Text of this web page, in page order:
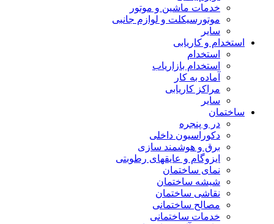
خدمات ماشین و موتور
موتورسیکلت و لوازم جانبی
سایر
استخدام و کاریابی
استخدام
استخدام بازاریاب
آماده به کار
مراکز کاریابی
سایر
ساختمان
در و پنجره
دکوراسیون داخلی
برق و هوشمند سازی
ایزوگام و عایقهای رطوبتی
نمای ساختمان
شیشه ساختمان
نقاشی ساختمان
مصالح ساختمانی
خدمات ساختمانی